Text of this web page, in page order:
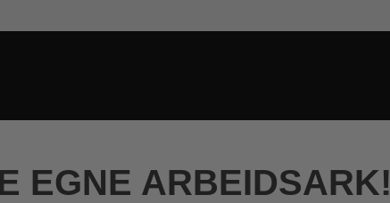
EGNE ARBEIDSARK!